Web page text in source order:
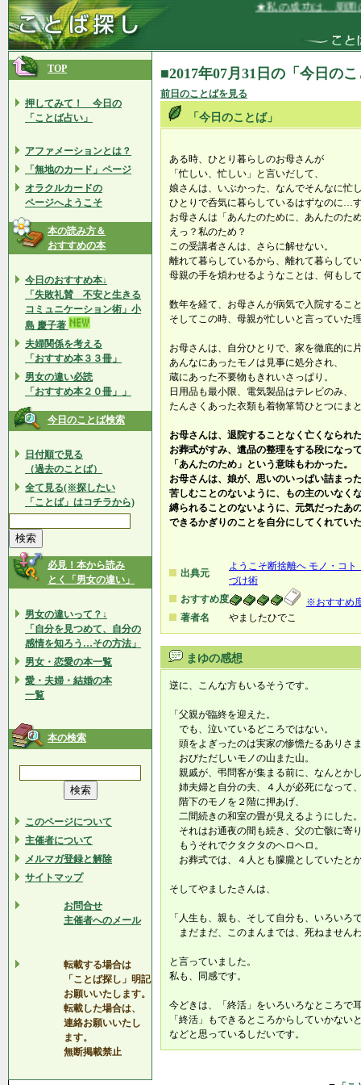
★私の成功は、周囲に
TOP
押してみて！ 今日の
「ことば占い」
アファメーションとは？
「無地のカード」ページ
オラクルカードの
ページへようこそ
本の読み方＆
おすすめの本
今日のおすすめ本↓
「失敗礼賛 不安と生きる
コミュニケーション術」小
島 慶子著
夫婦関係を考える
「おすすめ本３３冊」
男女の違い必読
「おすすめ本２０冊」」
今日のことば検索
日付順で見る
（過去のことば）
全て見る(※探したい
「ことば」はコチラから)
必見！本から読み
とく「男女の違い」
男女の違いって？↓
「自分を見つめて、自分の
感情を知ろう…その方法」
男女・恋愛の本一覧
愛・夫婦・結婚の本
一覧
本の検索
このページについて
主催者について
メルマガ登録と解除
サイトマップ
お問合せ
主催者へのメール
転載する場合は
「ことば探し」明記
お願いいたします。
転載した場合は、
連絡お願いいたし
ます。
無断掲載禁止
■2017年07月31日の「今日の
前日のことばを見る
「今日のことば」
ある時、ひとり暮らしのお母さんが
「忙しい、忙しい」と言いだして、
娘さんは、いぶかった、なんでそんなに忙
ひとりで呑気に暮らしているはずなのに…
お母さんは「あんたのために、あんたのた
えっ？私のため？
この受講者さんは、さらに解せない。
離れて暮らしているから、離れて暮らして
母親の手を煩わせるようなことは、何もし
数年を経て、お母さんが病気で入院するこ
そしてこの時、母親が忙しいと言っていた
お母さんは、自分ひとりで、家を徹底的に
あんなにあったモノは見事に処分され、
蔵にあった不要物もきれいさっぱり。
日用品も最小限、電気製品はテレビのみ、
たんさくあった衣類も着物箪笥ひとつにま
お母さんは、退院することなく亡くなられ
お葬式がすみ、遺品の整理をする段になっ
「あんたのため」という意味もわかった。
お母さんは、娘が、思いのいっぱい詰まっ
苦しむことのないように、もの主のいなく
縛られることのないように、元気だったあ
できるかぎりのことを自分にしてくれてい
出典元
ようこそ断捨離へ モノ・コ
づけ術
おすすめ度
※おすすめ
著者名
やましたひでこ
まゆの感想
逆に、こんな方もいるそうです。
「父親が臨終を迎えた。
でも、泣いているどころではない。
頭をよぎったのは実家の惨憺たるありさ
おびただしいモノの山また山。
親戚が、弔問客が集まる前に、なんとか
姉夫婦と自分の夫、４人が必死になって
階下のモノを２階に押あげ、
二間続きの和室の畳が見えるようにした
それはお通夜の間も続き、父の亡骸に寄
もうそれでクタクタのヘロヘロ。
お葬式では、４人とも朦朧としていたと
そしてやましたさんは、
「人生も、親も、そして自分も、いろいろ
まだまだ、このまんまでは、死ねません
と言っていました。
私も、同感です。
今どきは、「終活」をいろいろなところで
「終活」もできるところからしていかない
などと思っているしだいです。